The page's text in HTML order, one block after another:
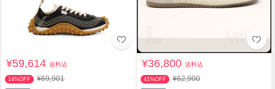
¥59,614送料込
14%OFF ¥69,901
¥36,800送料込
41%OFF ¥62,900